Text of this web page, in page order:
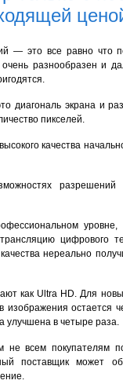
— это все равно что
разнообразен и
диагональ экрана и
пикселей.
качества
разрешений
уровне,
цифрового
нереально
как Ultra HD. Для
изображения остается
улучшена в четыре раза.
не всем покупателям
поставщик может